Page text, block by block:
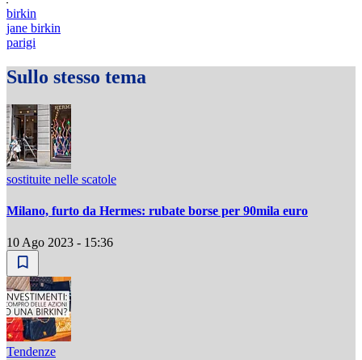
birkin
jane birkin
parigi
Sullo stesso tema
sostituite nelle scatole
Milano, furto da Hermes: rubate borse per 90mila euro
10 Ago 2023 - 15:36
Tendenze